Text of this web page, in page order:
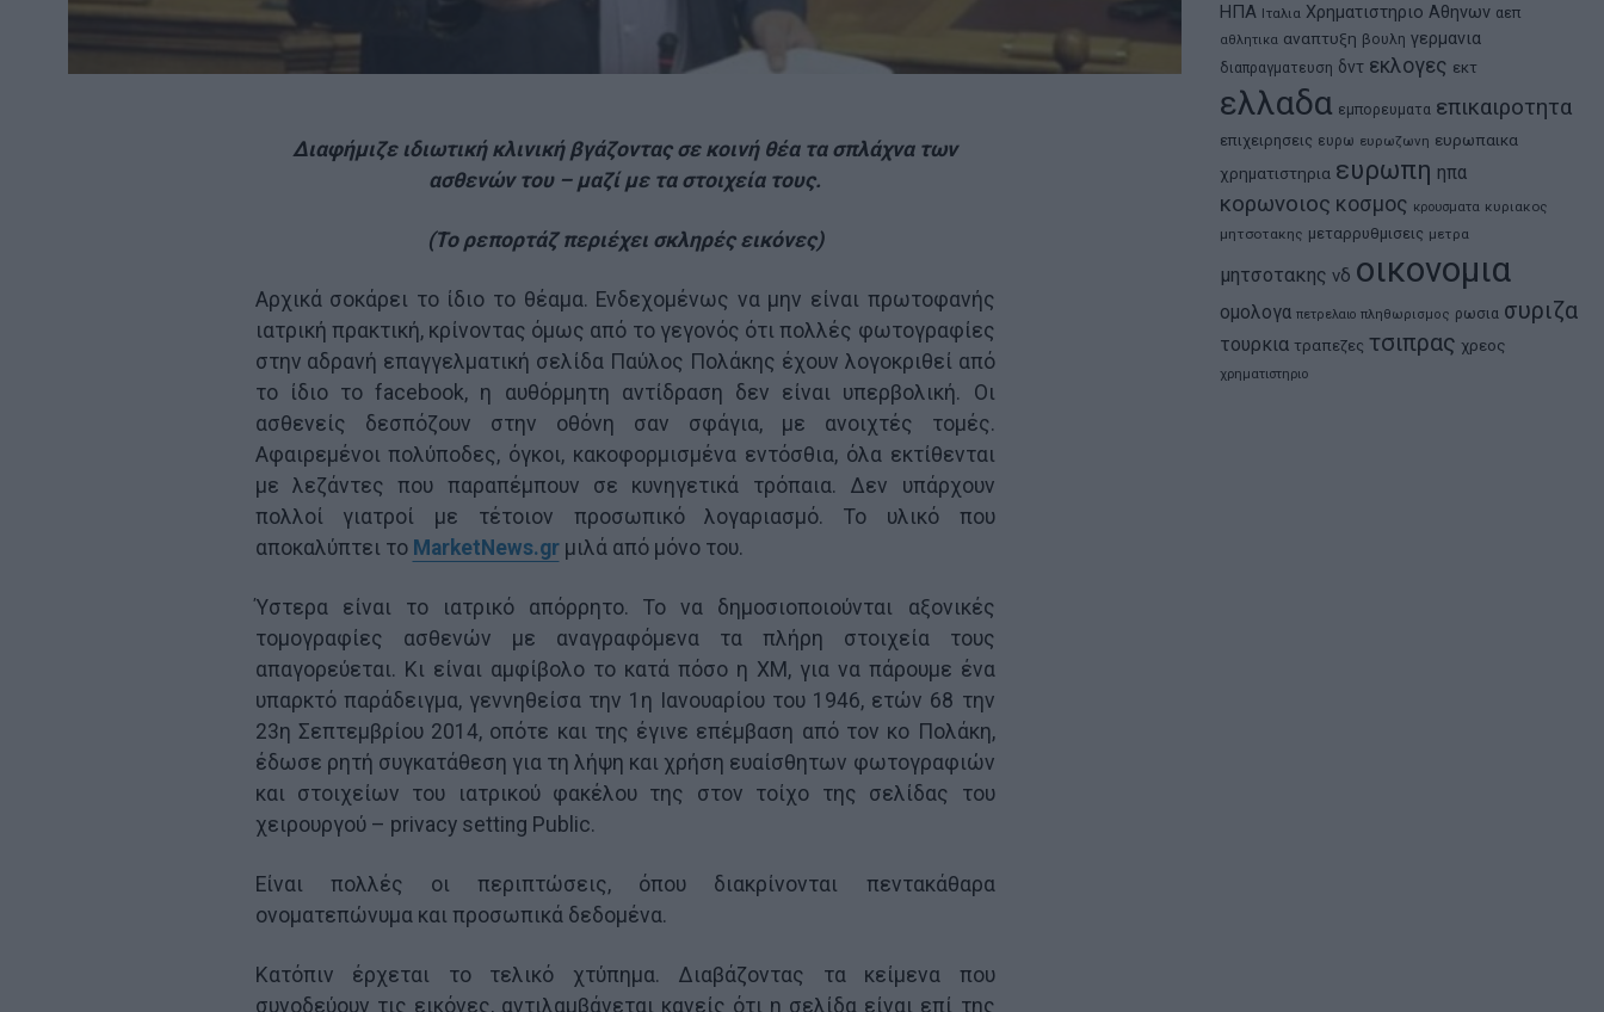
Διαφήμιζε ιδιωτική κλινική βγάζοντας σε κοινή θέα τα σπλάχνα των
ασθενών του – μαζί με τα στοιχεία τους.
(Το ρεπορτάζ περιέχει σκληρές εικόνες)
Αρχικά σοκάρει το ίδιο το θέαμα. Ενδεχομένως να μην είναι πρωτοφανής
ιατρική πρακτική, κρίνοντας όμως από το γεγονός ότι πολλές φωτογραφίες
στην αδρανή επαγγελματική σελίδα Παύλος Πολάκης έχουν λογοκριθεί από
το ίδιο το facebook, η αυθόρμητη αντίδραση δεν είναι υπερβολική. Οι
ασθενείς δεσπόζουν στην οθόνη σαν σφάγια, με ανοιχτές τομές.
Αφαιρεμένοι πολύποδες, όγκοι, κακοφορμισμένα εντόσθια, όλα εκτίθενται
με λεζάντες που παραπέμπουν σε κυνηγετικά τρόπαια. Δεν υπάρχουν
πολλοί γιατροί με τέτοιον προσωπικό λογαριασμό. Το υλικό που
αποκαλύπτει το MarketNews.gr μιλά από μόνο του.
Ύστερα είναι το ιατρικό απόρρητο. Το να δημοσιοποιούνται αξονικές
τομογραφίες ασθενών με αναγραφόμενα τα πλήρη στοιχεία τους
απαγορεύεται. Κι είναι αμφίβολο το κατά πόσο η ΧΜ, για να πάρουμε ένα
υπαρκτό παράδειγμα, γεννηθείσα την 1η Ιανουαρίου του 1946, ετών 68 την
23η Σεπτεμβρίου 2014, οπότε και της έγινε επέμβαση από τον κο Πολάκη,
έδωσε ρητή συγκατάθεση για τη λήψη και χρήση ευαίσθητων φωτογραφιών
και στοιχείων του ιατρικού φακέλου της στον τοίχο της σελίδας του
χειρουργού – privacy setting Public.
Είναι πολλές οι περιπτώσεις, όπου διακρίνονται πεντακάθαρα
ονοματεπώνυμα και προσωπικά δεδομένα.
Κατόπιν έρχεται το τελικό χτύπημα. Διαβάζοντας τα κείμενα που
συνοδεύουν τις εικόνες, αντιλαμβάνεται κανείς ότι η σελίδα είναι επί της
ΗΠΑ Ιταλια Χρηματιστηριο Αθηνων αεπ
αθλητικα αναπτυξη βουλη γερμανια
διαπραγματευση δντ εκλογες εκτ
ελλαδα εμπορευματα επικαιροτητα
επιχειρησεις ευρω ευρωζωνη ευρωπαικα
χρηματιστηρια ευρωπη ηπα
κορωνοιος κοσμος κρουσματα κυριακος
μητσοτακης μεταρρυθμισεις μετρα
μητσοτακης νδ οικονομια
ομολογα πετρελαιο πληθωρισμος ρωσια συριζα
τουρκια τραπεζες τσιπρας χρεος
χρηματιστηριο